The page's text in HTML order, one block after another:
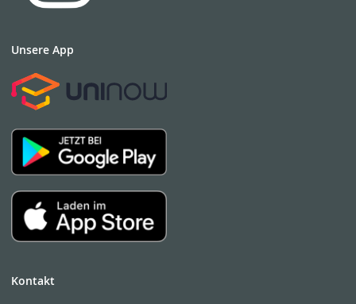
Unsere App
Kontakt